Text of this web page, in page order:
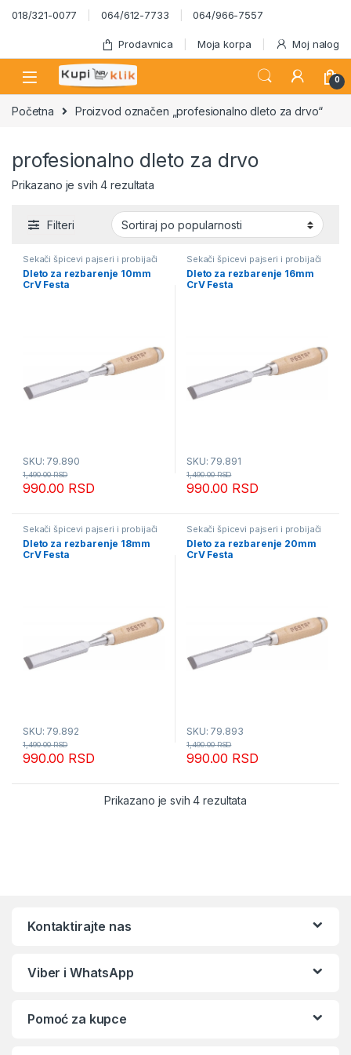
Skip to navigation
Skip to content
018/321-0077 064/612-7733 064/966-7557
Prodavnica Moja korpa Moj nalog
0
Početna Proizvod označen „profesionalno dleto za drvo“
profesionalno dleto za drvo
Prikazano je svih 4 rezultataSortirano po popularnosti
Filteri
Sekači špicevi pajseri i probijači
Dleto za rezbarenje 10mm
CrV Festa
SKU: 79.890
990.00 RSD
1,490.00RSD
Sekači špicevi pajseri i probijači
Dleto za rezbarenje 16mm
CrV Festa
SKU: 79.891
990.00 RSD
1,490.00RSD
Sekači špicevi pajseri i probijači
Dleto za rezbarenje 18mm
CrV Festa
SKU: 79.892
990.00 RSD
1,490.00RSD
Sekači špicevi pajseri i probijači
Dleto za rezbarenje 20mm
CrV Festa
SKU: 79.893
990.00 RSD
1,490.00RSD
Prikazano je svih 4 rezultataSortirano po
Kontaktirajte nas
Viber i WhatsApp
Pomoć za kupce